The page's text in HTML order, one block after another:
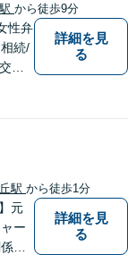
から徒歩9分
性弁
続/
通
ら
詳細を見
る
駅 から徒歩1分
元
ー
が
詳細を見
る